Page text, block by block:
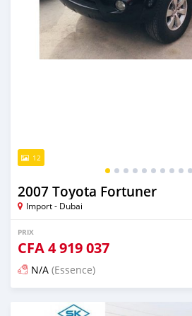
12
2007 Toyota Fortuner
Import - Dubai
PRIX
CFA4 919 037
N/A (Essence)